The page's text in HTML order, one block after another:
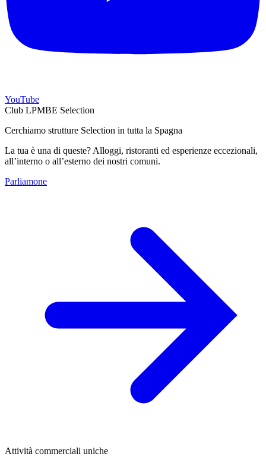
YouTube
Club LPMBE Selection
Cerchiamo strutture Selection in tutta la Spagna
La tua è una di queste? Alloggi, ristoranti ed esperienze eccezionali,
all’interno o all’esterno dei nostri comuni.
Parliamone
Attività commerciali uniche